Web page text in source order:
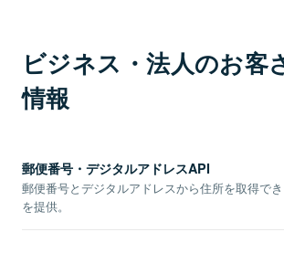
ビジネス・法人のお客
情報
郵便番号・デジタルアドレスAPI
郵便番号とデジタルアドレスから住所を取得で
を提供。